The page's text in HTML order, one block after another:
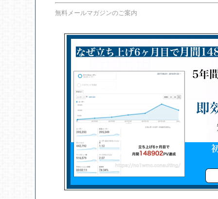
無料メールマガジンのご案内